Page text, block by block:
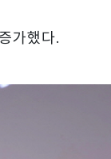
가했다.